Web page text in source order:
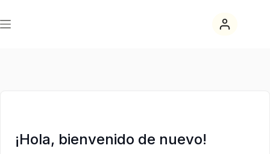
al
al
¡Hola, bienvenido de nuevo!